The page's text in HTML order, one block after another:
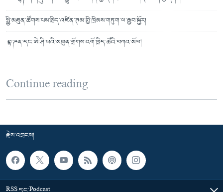
སྤྱི་མཐུན་ཚོགས་པས་སྲིད་འཛིན་ཊམ་གྱི་ཁྲིམས་གཏུག་ལ་རྒྱབ་སྐྱོར།
བྷ་ཌན་དང་ཨེ་ཤི་ཡའི་མཐུན་གྲོགས་འགོ་ཁྲིད་ཚོའི་བཀའ་མོལ།
Continue reading
རྗེས་འབྲངས།